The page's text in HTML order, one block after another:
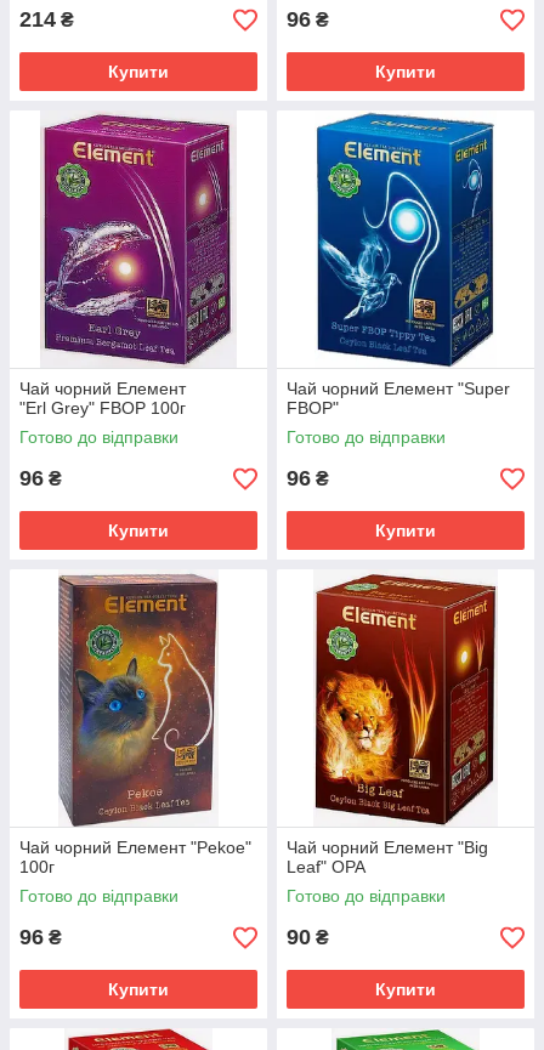
214 ₴
Купити
96 ₴
Купити
Чай чорний Елемент
"Erl Grey" FBOP 100г
Готово до відправки
96 ₴
Купити
Чай чорний Елемент "Super
FBOP"
Готово до відправки
96 ₴
Купити
Чай чорний Елемент "Pekoe"
100г
Готово до відправки
96 ₴
Купити
Чай чорний Елемент "Big
Leaf" OPA
Готово до відправки
90 ₴
Купити